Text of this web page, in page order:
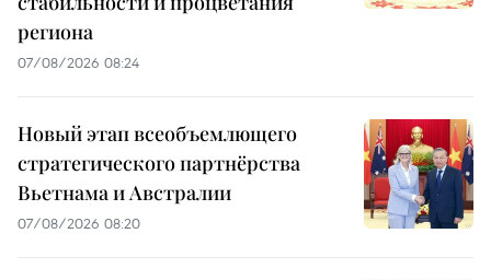
региона
07/08/2026 08:24
Новый этап всеобъемлющего
стратегического партнёрства
Вьетнама и Австралии
07/08/2026 08:20